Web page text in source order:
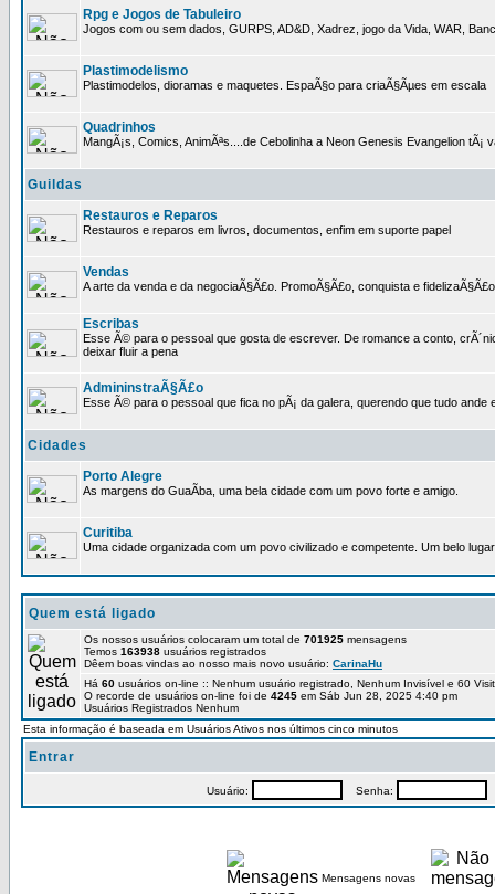
Rpg e Jogos de Tabuleiro
Jogos com ou sem dados, GURPS, AD&D, Xadrez, jogo da Vida, WAR,
Plastimodelismo
Plastimodelos, dioramas e maquetes. EspaÃ§o para criaÃ§Ãµes em escala
Quadrinhos
MangÃ¡s, Comics, AnimÃªs....de Cebolinha a Neon Genesis Evangelion tÃ¡
Guildas
Restauros e Reparos
Restauros e reparos em livros, documentos, enfim em suporte papel
Vendas
A arte da venda e da negociaÃ§Ã£o. PromoÃ§Ã£o, conquista e
Escribas
Esse Ã© para o pessoal que gosta de escrever. De romance a conto,
deixar fluir a pena
AdmininstraÃ§Ã£o
Esse Ã© para o pessoal que fica no pÃ¡ da galera, querendo que tudo ande
Cidades
Porto Alegre
As margens do GuaÃ­ba, uma bela cidade com um povo forte e amigo.
Curitiba
Uma cidade organizada com um povo civilizado e competente. Um belo
Quem está ligado
Os nossos usuários colocaram um total de 701925 mensagens
Temos 163938 usuários registrados
Dêem boas vindas ao nosso mais novo usuário: CarinaHu
Há 60 usuários on-line :: Nenhum usuário registrado, Nenhum Invisível e 60
O recorde de usuários on-line foi de 4245 em Sáb Jun 28, 2025 4:40 pm
Usuários Registrados Nenhum
Esta informação é baseada em Usuários Ativos nos últimos cinco minutos
Entrar
Usuário: Senha:
Mensagens novas